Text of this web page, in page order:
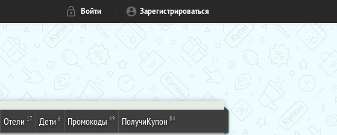
Войти Зарегистрироваться
Отели 17 Дети 6 Промокоды 49 ПолучиКупон 84